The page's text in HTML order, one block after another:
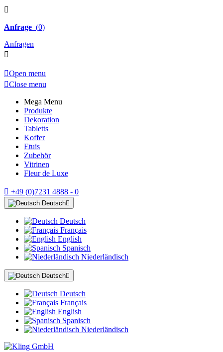

Anfrage (0)
Anfragen

Open menu
Close menu
Mega Menu
Produkte
Dekoration
Tabletts
Koffer
Etuis
Zubehör
Vitrinen
Fleur de Luxe
 +49 (0)7231 4888 - 0
Deutsch
Deutsch
Français
English
Spanisch
Niederländisch
Deutsch
Deutsch
Français
English
Spanisch
Niederländisch